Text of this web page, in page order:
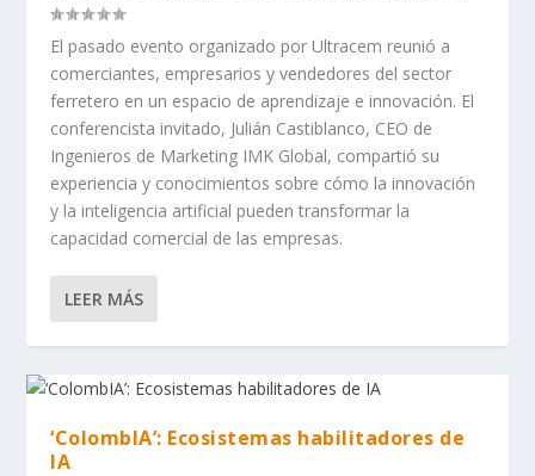
El pasado evento organizado por Ultracem reunió a
comerciantes, empresarios y vendedores del sector
ferretero en un espacio de aprendizaje e innovación. El
conferencista invitado, Julián Castiblanco, CEO de
Ingenieros de Marketing IMK Global, compartió su
experiencia y conocimientos sobre cómo la innovación
y la inteligencia artificial pueden transformar la
capacidad comercial de las empresas.
LEER MÁS
‘ColombIA’: Ecosistemas habilitadores de
IA